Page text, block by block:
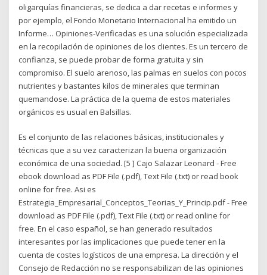
oligarquías financieras, se dedica a dar recetas e informes y
por ejemplo, el Fondo Monetario Internacional ha emitido un
Informe… Opiniones-Verificadas es una solución especializada
en la recopilación de opiniones de los clientes. Es un tercero de
confianza, se puede probar de forma gratuita y sin
compromiso. El suelo arenoso, las palmas en suelos con pocos
nutrientes y bastantes kilos de minerales que terminan
quemandose. La práctica de la quema de estos materiales
orgánicos es usual en Balsillas.
Es el conjunto de las relaciones básicas, institucionales y
técnicas que a su vez caracterizan la buena organización
económica de una sociedad. [5 ] Cajo Salazar Leonard - Free
ebook download as PDF File (.pdf), Text File (.txt) or read book
online for free. Asi es
Estrategia_Empresarial_Conceptos_Teorias_Y_Princip.pdf - Free
download as PDF File (.pdf), Text File (.txt) or read online for
free. En el caso español, se han generado resultados
interesantes por las implicaciones que puede tener en la
cuenta de costes logísticos de una empresa. La dirección y el
Consejo de Redacción no se responsabilizan de las opiniones